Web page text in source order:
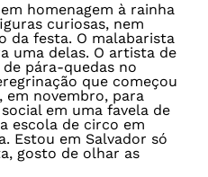
homenagem à rainha
curiosas, nem
da festa. O malabarista
uma delas. O artista de
de pára-quedas no
que começou
em novembro, para
em uma favela de
escola de circo em
Estou em Salvador só
gosto de olhar as